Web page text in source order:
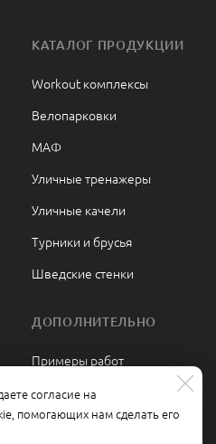
согласие на
помогающих нам сделать его
КАТАЛОГ ПРОДУКЦИИ
Workout комплексы
Велопарковки
МАФ
Уличные тренажеры
Уличные качели
Турники и брусья
Шведские стенки
ДОПОЛНИТЕЛЬНО
Примеры работ
Политика
конфиденциальности